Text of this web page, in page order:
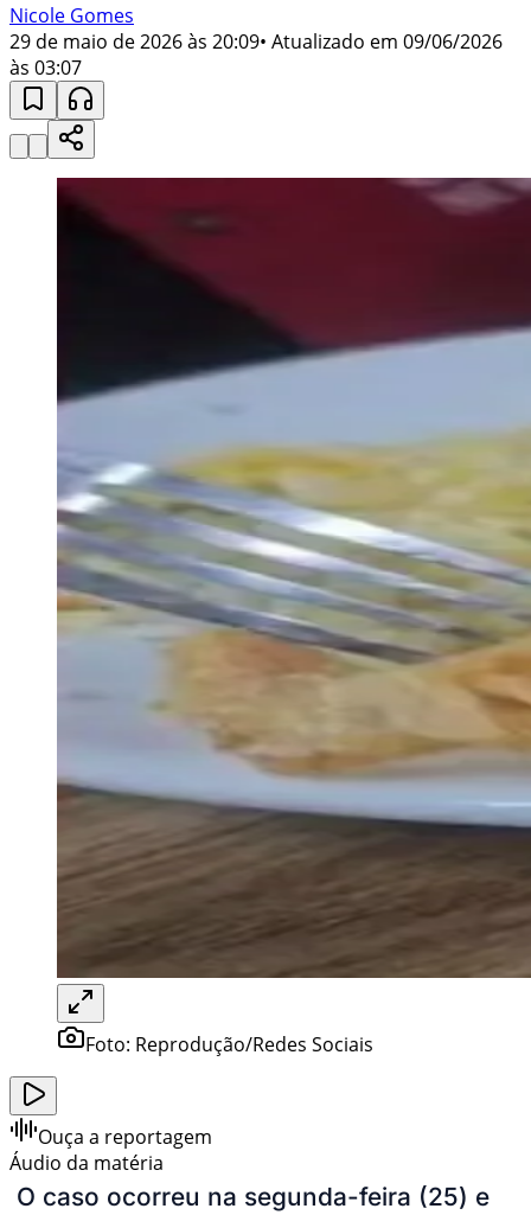
Nicole Gomes
29 de maio de 2026 às 20:09• Atualizado em 09/06/2026
às 03:07
Foto: Reprodução/Redes Sociais
Ouça a reportagem
Áudio da matéria
O caso ocorreu na segunda-feira (25) e